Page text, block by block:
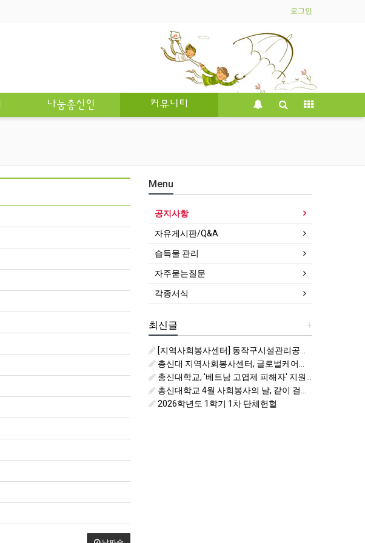
로그인
나눔총신인 커뮤니티
Menu
공지사항
자유게시판/Q&A
습득물 관리
자주묻는질문
각종서식
+
최신글
[지역사회봉사센터] 동작구시설관리공단 비치코밍 봉사활동 자원봉사자 모집
총신대 지역사회봉사센터, 글로벌케어와 지역사회봉사 및 국제개발협력 활성화를 위한 업무협약
총신대학교, '베트남 고엽제 피해자' 지원을 위한 6월 사회봉사의 날 운영
총신대학교 4월 사회봉사의 날, 같이 걸어요 키링처럼
2026학년도 1학기 1차 단체헌혈